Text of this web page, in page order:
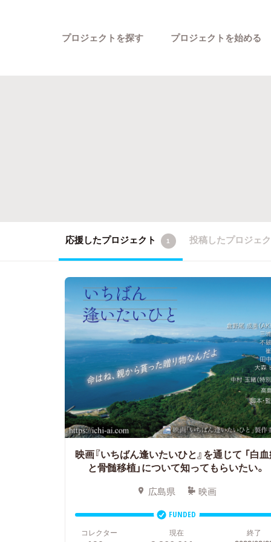
プロジェクトを探す プロジェクトを始める
応援したプロジェクト 1 投稿したプロジェ
映画『いちばん逢いたいひと』を通じて 「白
と骨髄移植」について知ってもらいたい。
広島県 映画
FUNDED
コレクター
現在 終了